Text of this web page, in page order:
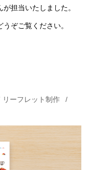
担当いたしました。
ぞご覧ください。
リーフレット制作